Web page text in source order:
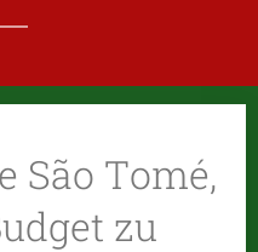
São Tomé,
zu